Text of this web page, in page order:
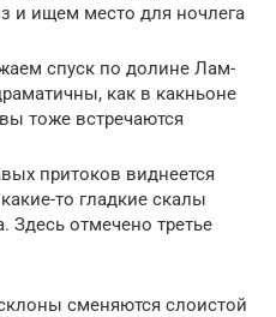
и ищем место для ночлега
спуск по долине Лам-
как в какньоне
тоже встречаются
притоков виднеется
то гладкие скалы
Здесь отмечено третье
сменяются слоистой